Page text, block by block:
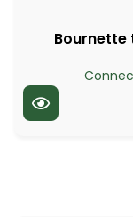
Bournette